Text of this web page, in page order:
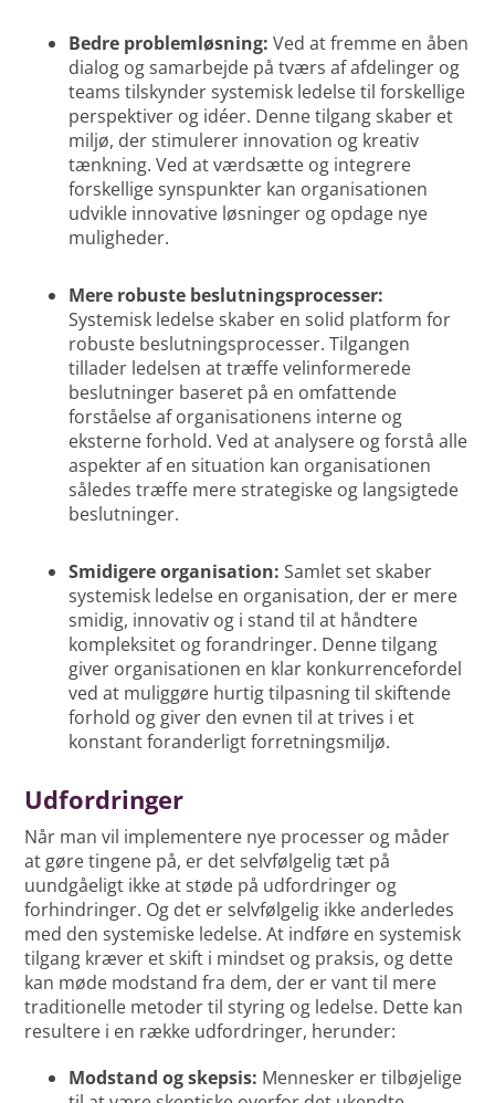
Bedre problemløsning:Ved at fremme en åben
dialog og samarbejde på tværs af afdelinger og
teams tilskynder systemisk ledelse til forskellige
perspektiver og idéer. Denne tilgang skaber et
miljø, der stimulerer innovation og kreativ
tænkning. Ved at værdsætte og integrere
forskellige synspunkter kan organisationen
udvikle innovative løsninger og opdage nye
muligheder.
Mere robuste beslutningsprocesser:
Systemisk ledelse skaber en solid platform for
robuste beslutningsprocesser. Tilgangen
tillader ledelsen at træffe velinformerede
beslutninger baseret på en omfattende
forståelse af organisationens interne og
eksterne forhold. Ved at analysere og forstå alle
aspekter af en situation kan organisationen
således træffe mere strategiske og langsigtede
beslutninger.
Smidigere organisation:Samlet set skaber
systemisk ledelse en organisation, der er mere
smidig, innovativ og i stand til at håndtere
kompleksitet og forandringer. Denne tilgang
giver organisationen en klar konkurrencefordel
ved at muliggøre hurtig tilpasning til skiftende
forhold og giver den evnen til at trives i et
konstant foranderligt forretningsmiljø.
Udfordringer
Når man vil implementere nye processer og måder
at gøre tingene på, er det selvfølgelig tæt på
uundgåeligt ikke at støde på udfordringer og
forhindringer. Og det er selvfølgelig ikke anderledes
med den systemiske ledelse. At indføre en systemisk
tilgang kræver et skift i mindset og praksis, og dette
kan møde modstand fra dem, der er vant til mere
traditionelle metoder til styring og ledelse. Dette kan
resultere i en række udfordringer, herunder:
Modstand og skepsis: Mennesker er tilbøjelige